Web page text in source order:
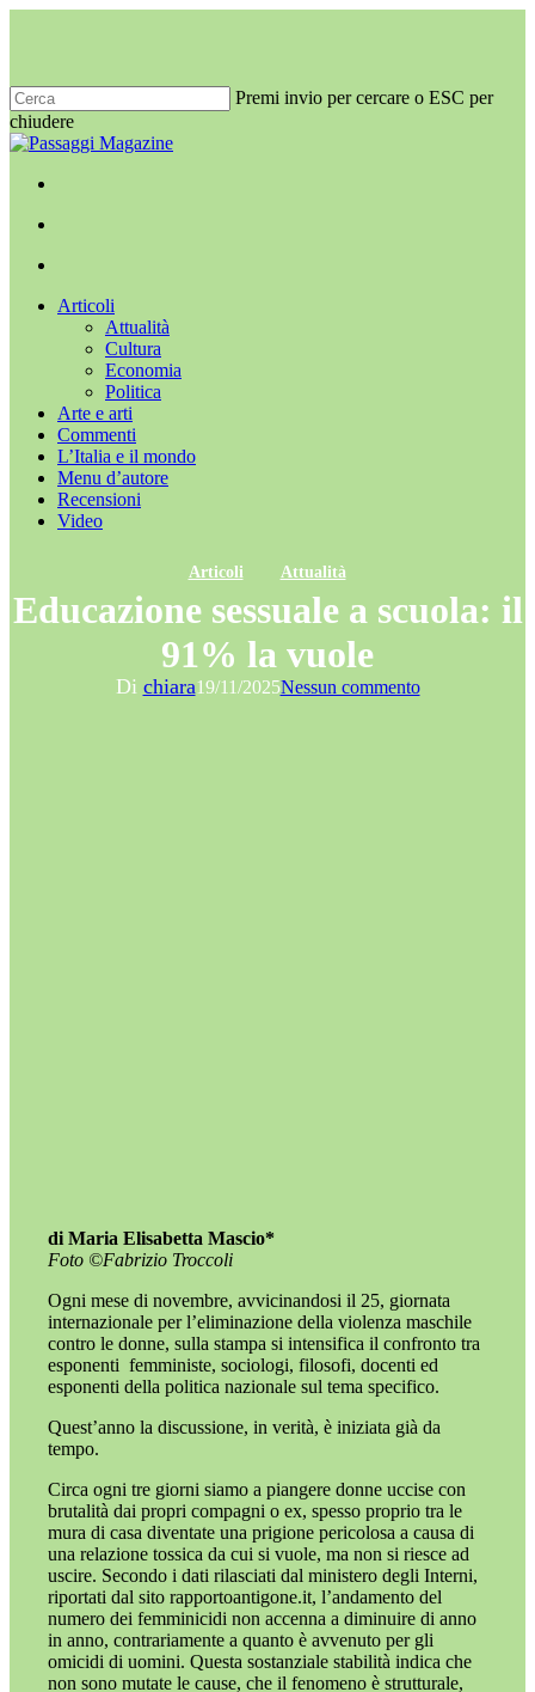
principale
Premi invio per cercare o ESC per
chiudere
Chiudi
Menu
cerca
Menu
Articoli
Attualità
Cultura
Economia
Politica
Arte e arti
Commenti
L’Italia e il mondo
Menu d’autore
Recensioni
Video
Articoli Attualità
Educazione sessuale a scuola: il
91% la vuole
Di chiara19/11/2025Nessun commento
di Maria Elisabetta Mascio*
Foto ©️Fabrizio Troccoli
Ogni mese di novembre, avvicinandosi il 25, giornata
internazionale per l’eliminazione della violenza maschile
contro le donne, sulla stampa si intensifica il confronto tra
esponenti femministe, sociologi, filosofi, docenti ed
esponenti della politica nazionale sul tema specifico.
Quest’anno la discussione, in verità, è iniziata già da
tempo.
Circa ogni tre giorni siamo a piangere donne uccise con
brutalità dai propri compagni o ex, spesso proprio tra le
mura di casa diventate una prigione pericolosa a causa di
una relazione tossica da cui si vuole, ma non si riesce ad
uscire. Secondo i dati rilasciati dal ministero degli Interni,
riportati dal sito rapportoantigone.it, l’andamento del
numero dei femminicidi non accenna a diminuire di anno
in anno, contrariamente a quanto è avvenuto per gli
omicidi di uomini. Questa sostanziale stabilità indica che
non sono mutate le cause, che il fenomeno è strutturale,